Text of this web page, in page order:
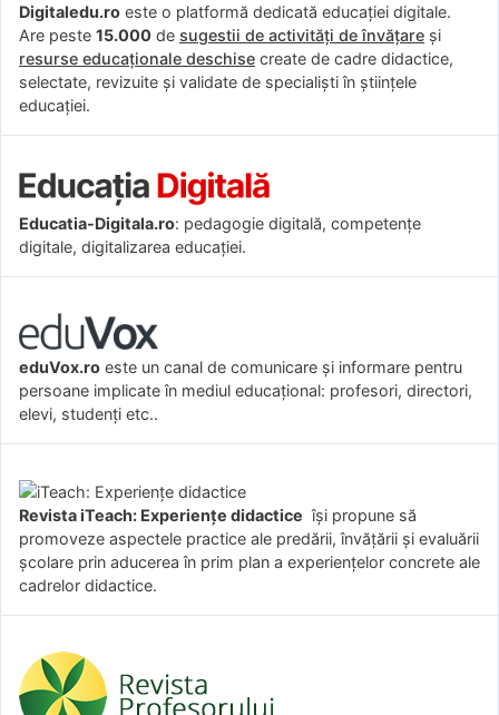
Digitaledu.ro este o platformă dedicată educației digitale.
Are peste 15.000 de sugestii de activități de învățare și
resurse educaționale deschise create de cadre didactice,
selectate, revizuite și validate de specialiști în științele
educației.
Educatia-Digitala.ro: pedagogie digitală, competențe
digitale, digitalizarea educației.
eduVox.ro este un canal de comunicare și informare pentru
persoane implicate în mediul educațional: profesori, directori,
elevi, studenți etc..
Revista iTeach: Experienţe didactice îşi propune să
promoveze aspectele practice ale predării, învăţării şi evaluării
şcolare prin aducerea în prim plan a experienţelor concrete ale
cadrelor didactice.